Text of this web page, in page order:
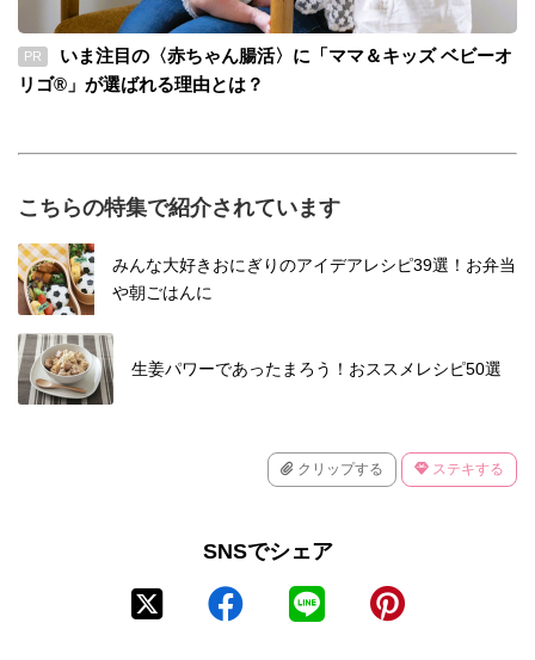
PR
いま注目の〈赤ちゃん腸活〉に「ママ＆キッズ ベビーオ
リゴ®」が選ばれる理由とは？
こちらの特集で紹介されています
みんな大好きおにぎりのアイデアレシピ39選！お弁当
や朝ごはんに
生姜パワーであったまろう！おススメレシピ50選
クリップする ステキする
SNSでシェア